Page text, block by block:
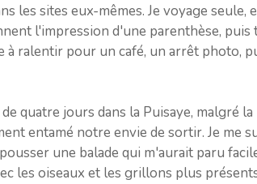
les sites eux-mêmes. Je voyage seule,
l'impression d'une parenthèse,
ralentir pour un café, un arrêt photo,
quatre jours dans la Puisaye, malgré la
entamé notre envie de sortir. Je me
une balade qui m'aurait paru
les oiseaux et les grillons plus